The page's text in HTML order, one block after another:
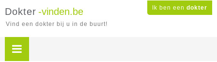
Ik ben een dokter
Dokter -vinden.be
Vind een dokter bij u in de buurt!